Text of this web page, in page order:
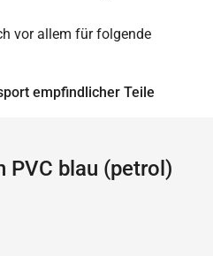
vor allem für folgende
empfindlicher Teile
PVC blau (petrol)